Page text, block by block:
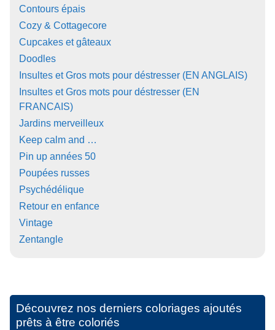
Contours épais
Cozy & Cottagecore
Cupcakes et gâteaux
Doodles
Insultes et Gros mots pour déstresser (EN ANGLAIS)
Insultes et Gros mots pour déstresser (EN
FRANCAIS)
Jardins merveilleux
Keep calm and …
Pin up années 50
Poupées russes
Psychédélique
Retour en enfance
Vintage
Zentangle
Découvrez nos derniers coloriages ajoutés
prêts à être coloriés